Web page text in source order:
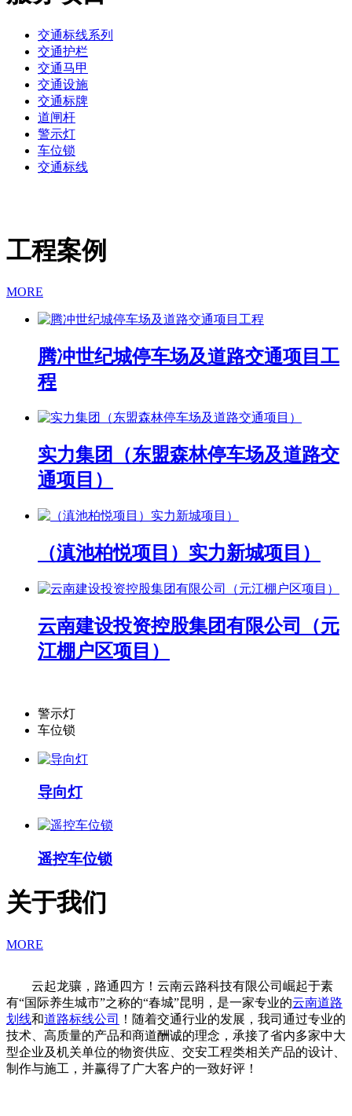
交通标线系列
交通护栏
交通马甲
交通设施
交通标牌
道闸杆
警示灯
车位锁
交通标线
工程案例
MORE
腾冲世纪城停车场及道路交通项目工
程
实力集团（东盟森林停车场及道路交
通项目）
（滇池柏悦项目）实力新城项目）
云南建设投资控股集团有限公司（元
江棚户区项目）
警示灯
车位锁
导向灯
遥控车位锁
关于我们
MORE
云起龙骧，路通四方！云南云路科技有限公司崛起于素
有“国际养生城市”之称的“春城”昆明，是一家专业的云南道路
划线和道路标线公司
！随着交通行业的发展，我司通过专业的
技术、高质量的产品和商道酬诚的理念，承接了省内多家中大
型企业及机关单位的物资供应、交安工程类相关产品的设计、
制作与施工，并赢得了广大客户的一致好评！